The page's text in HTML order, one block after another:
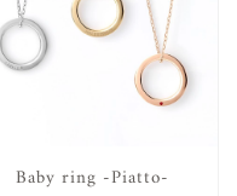
Baby ring -Piatto-